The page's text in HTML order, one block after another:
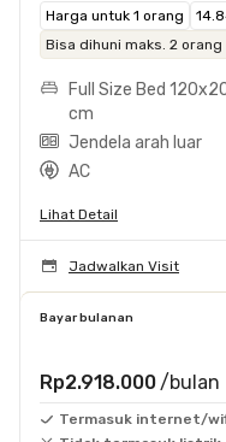
Harga untuk 1 orang
Bisa dihuni maks. 2
Full Size Bed
cm
Jendela arah luar
AC
Lihat Detail
Jadwalkan Visit
Bayar bulanan
Rp2.918.000 /bulan
Termasuk internet/